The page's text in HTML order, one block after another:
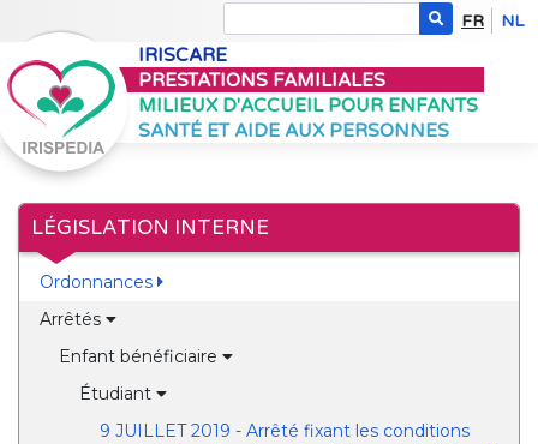
FR NL
IRISCARE
PRESTATIONS FAMILIALES
MILIEUX D'ACCUEIL POUR ENFANTS
SANTÉ ET AIDE AUX PERSONNES
LÉGISLATION INTERNE
Ordonnances
Arrêtés
Enfant bénéficiaire
Étudiant
9 JUILLET 2019 - Arrêté fixant les conditions